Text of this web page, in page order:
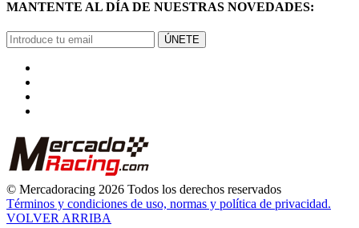
© Mercadoracing 2026 Todos los derechos reservados
Términos y condiciones de uso, normas y política de privacidad.
VOLVER ARRIBA